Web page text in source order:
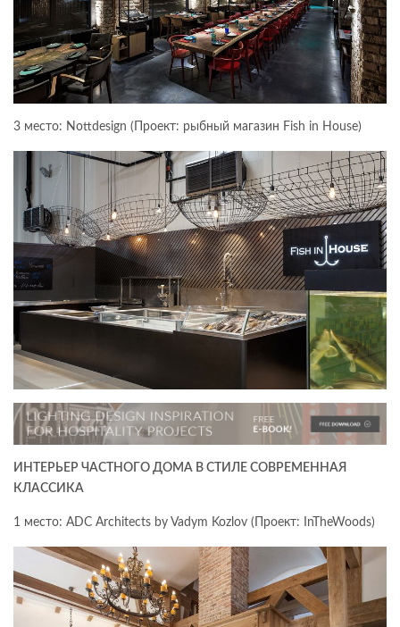
3 место: Nottdesign (Проект: рыбный магазин Fish in House)
ИНТЕРЬЕР ЧАСТНОГО ДОМА В СТИЛЕ СОВРЕМЕННАЯ
КЛАССИКА
1 место: ADC Architects by Vadym Kozlov (Проект: InTheWoods)